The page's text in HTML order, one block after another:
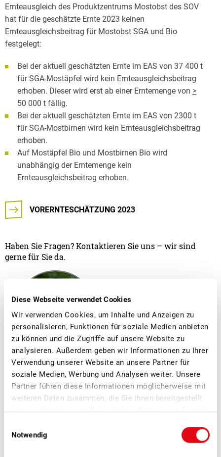
Diese Webseite verwendet Cookies
Wir verwenden Cookies, um Inhalte und Anzeigen zu
personalisieren, Funktionen für soziale Medien anbieten
zu können und die Zugriffe auf unsere Website zu
analysieren. Außerdem geben wir Informationen zu Ihrer
Verwendung unserer Website an unsere Partner für
soziale Medien, Werbung und Analysen weiter. Unsere
Partner führen diese Informationen möglicherweise mit
weiteren Daten zusammen, die Sie ihnen bereitgestellt
Notwendig
Ernteausgleich des Produktzentrums Mostobst des SOV
hat für die geschätzte Ernte 2023 keinen
Ernteausgleichsbeitrag für Mostobst SGA und Bio
festgelegt:
Bei der aktuell geschätzten Ernte im EAS von 37 400 t
für SGA-Mostäpfel wird kein Ernteausgleichsbeitrag
erhoben. Dieser wird erst ab einer Erntemenge von >
50 000 t fällig.
Bei der aktuell geschätzten Ernte im EAS von 2300 t
für SGA-Mostbirnen wird kein Ernteausgleichsbeitrag
erhoben.
Auf Mostäpfel Bio und Mostbirnen Bio wird
unabhängig der Erntemenge kein
Ernteausgleichsbeitrag erhoben.
VORERNTESCHÄTZUNG 2023
Haben Sie Fragen? Kontaktieren Sie uns – wir sind
gerne für Sie da.
Lara Basile
Abteilungsleiterin Mostereien
Weitere News